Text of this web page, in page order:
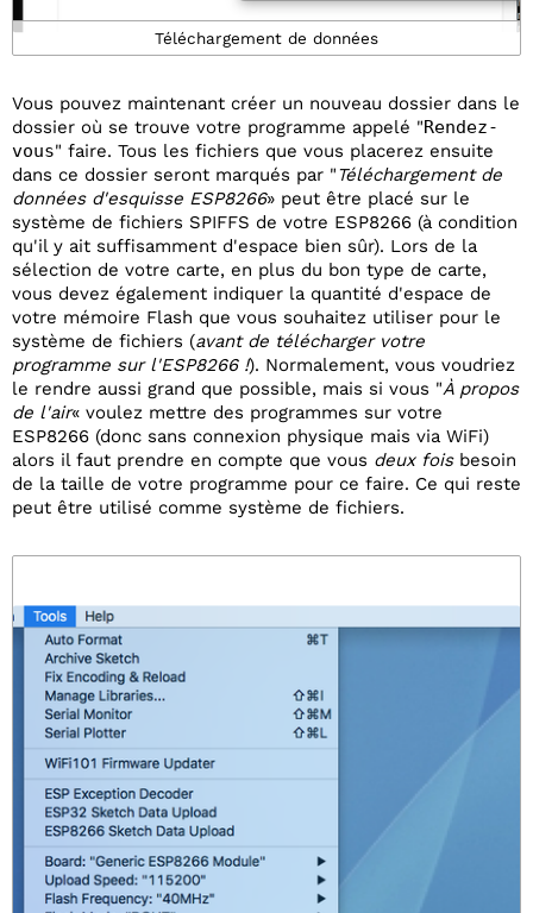
Téléchargement de données
Vous pouvez maintenant créer un nouveau dossier dans le
dossier où se trouve votre programme appelé "Rendez-
vous" faire. Tous les fichiers que vous placerez ensuite
dans ce dossier seront marqués par "Téléchargement de
données d'esquisse ESP8266» peut être placé sur le
système de fichiers SPIFFS de votre ESP8266 (à condition
qu'il y ait suffisamment d'espace bien sûr). Lors de la
sélection de votre carte, en plus du bon type de carte,
vous devez également indiquer la quantité d'espace de
votre mémoire Flash que vous souhaitez utiliser pour le
système de fichiers (avant de télécharger votre
programme sur l'ESP8266 !). Normalement, vous voudriez
le rendre aussi grand que possible, mais si vous "À propos
de l'air« voulez mettre des programmes sur votre
ESP8266 (donc sans connexion physique mais via WiFi)
alors il faut prendre en compte que vous deux foisbesoin
de la taille de votre programme pour ce faire. Ce qui reste
peut être utilisé comme système de fichiers.